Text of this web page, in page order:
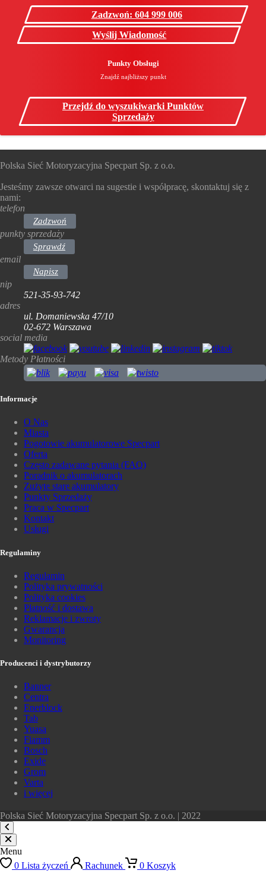
Zadzwoń: 604 999 006
Wyślij Wiadomość
Punkty Obsługi
Znajdź najbliższy punkt
Przejdź do wyszukiwarki Punktów
Sprzedaży
Polska Sieć Motoryzacyjna Specpart Sp. z o.o.
Jesteśmy zawsze otwarci na sugestie i współpracę, skontaktuj się z
nami:
telefon
Zadzwoń
punkty sprzedaży
Sprawdź
email
Napisz
nip
521-35-93-742
adres
ul. Domaniewska 47/10
02-672 Warszawa
social media
Metody Płatności
Informacje
O Nas
Miasta
Pogotowie akumulatorowe Specpart
Oferta
Często zadawane pytania (FAQ)
Poradnik o akumulatorach
Zużyte stare akumulatory
Punkty Sprzedaży
Praca w Specpart
Kontakt
Usługi
Regulaminy
Regulamin
Polityka prywatności
Polityka cookies
Płatność i dostawa
Reklamacje i zwroty
Gwarancja
Monitoring
Producenci i dystrybutorzy
Banner
Centra
Enerblock
Tab
Yuasa
Fiamm
Bosch
Exide
Grom
Varta
i więcej
Polska Sieć Motoryzacyjna Specpart Sp. z o.o. | 2022
Menu
0 Lista życzeń Rachunek 0 Koszyk